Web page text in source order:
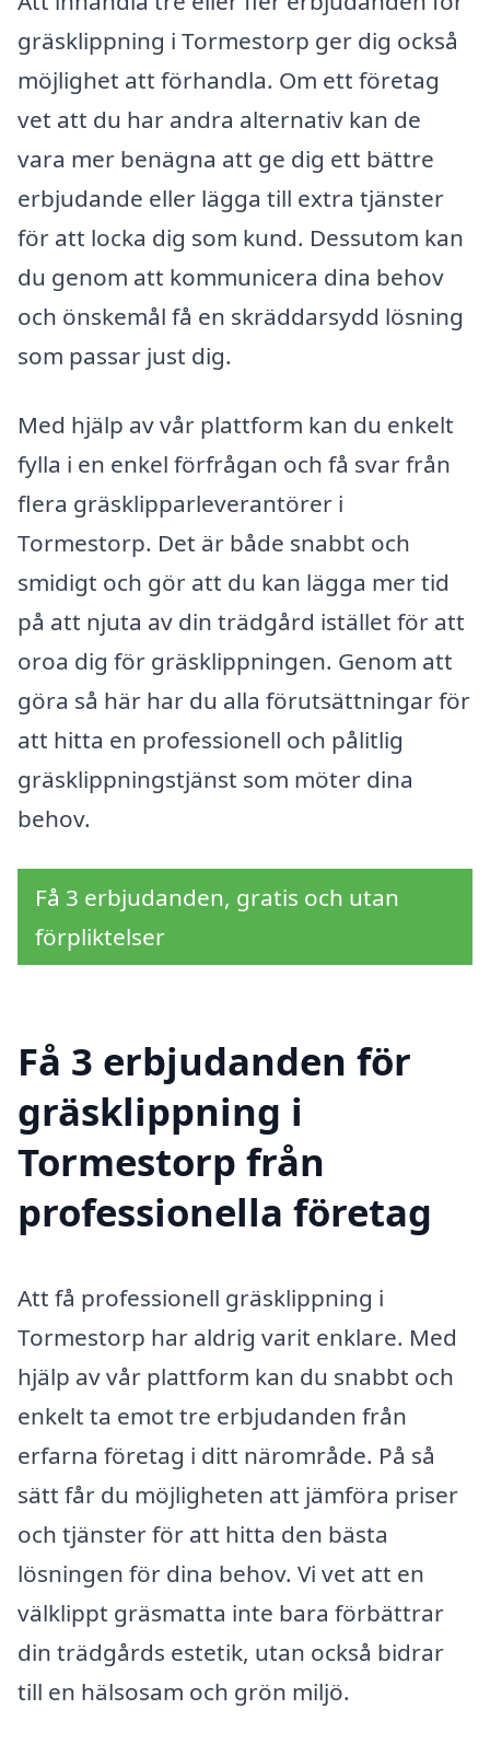
gräsklippning i Tormestorp ger dig också
möjlighet att förhandla. Om ett företag
vet att du har andra alternativ kan de
vara mer benägna att ge dig ett bättre
erbjudande eller lägga till extra tjänster
för att locka dig som kund. Dessutom kan
du genom att kommunicera dina behov
och önskemål få en skräddarsydd lösning
som passar just dig.
Med hjälp av vår plattform kan du enkelt
fylla i en enkel förfrågan och få svar från
flera gräsklipparleverantörer i
Tormestorp. Det är både snabbt och
smidigt och gör att du kan lägga mer tid
på att njuta av din trädgård istället för att
oroa dig för gräsklippningen. Genom att
göra så här har du alla förutsättningar för
att hitta en professionell och pålitlig
gräsklippningstjänst som möter dina
behov.
Få 3 erbjudanden, gratis och utan
förpliktelser
Få 3 erbjudanden för
gräsklippning i
Tormestorp från
professionella företag
Att få professionell gräsklippning i
Tormestorp har aldrig varit enklare. Med
hjälp av vår plattform kan du snabbt och
enkelt ta emot tre erbjudanden från
erfarna företag i ditt närområde. På så
sätt får du möjligheten att jämföra priser
och tjänster för att hitta den bästa
lösningen för dina behov. Vi vet att en
välklippt gräsmatta inte bara förbättrar
din trädgårds estetik, utan också bidrar
till en hälsosam och grön miljö.